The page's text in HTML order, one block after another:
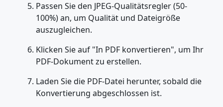
Passen Sie den JPEG-Qualitätsregler (50-
100%) an, um Qualität und Dateigröße
auszugleichen.
Klicken Sie auf "In PDF konvertieren", um Ihr
PDF-Dokument zu erstellen.
Laden Sie die PDF-Datei herunter, sobald die
Konvertierung abgeschlossen ist.